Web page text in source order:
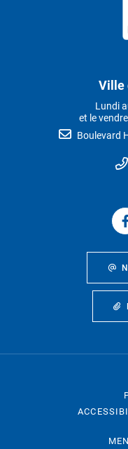
Ville
Lundi
et le
Boulevard